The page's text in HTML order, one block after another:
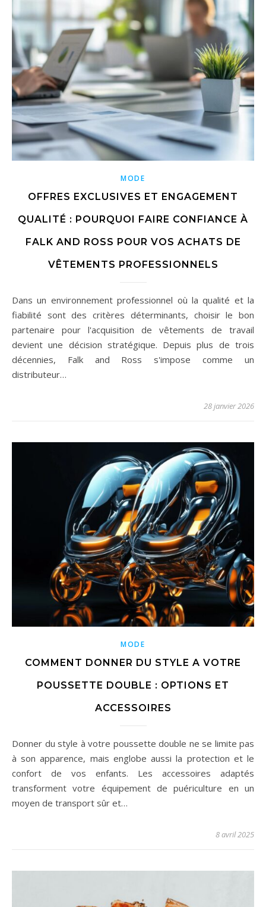
MODE
OFFRES EXCLUSIVES ET ENGAGEMENT
QUALITÉ : POURQUOI FAIRE CONFIANCE À
FALK AND ROSS POUR VOS ACHATS DE
VÊTEMENTS PROFESSIONNELS
Dans un environnement professionnel où la qualité et la
fiabilité sont des critères déterminants, choisir le bon
partenaire pour l'acquisition de vêtements de travail
devient une décision stratégique. Depuis plus de trois
décennies, Falk and Ross s'impose comme un
distributeur…
28 janvier 2026
MODE
COMMENT DONNER DU STYLE A VOTRE
POUSSETTE DOUBLE : OPTIONS ET
ACCESSOIRES
Donner du style à votre poussette double ne se limite pas
à son apparence, mais englobe aussi la protection et le
confort de vos enfants. Les accessoires adaptés
transforment votre équipement de puériculture en un
moyen de transport sûr et…
8 avril 2025